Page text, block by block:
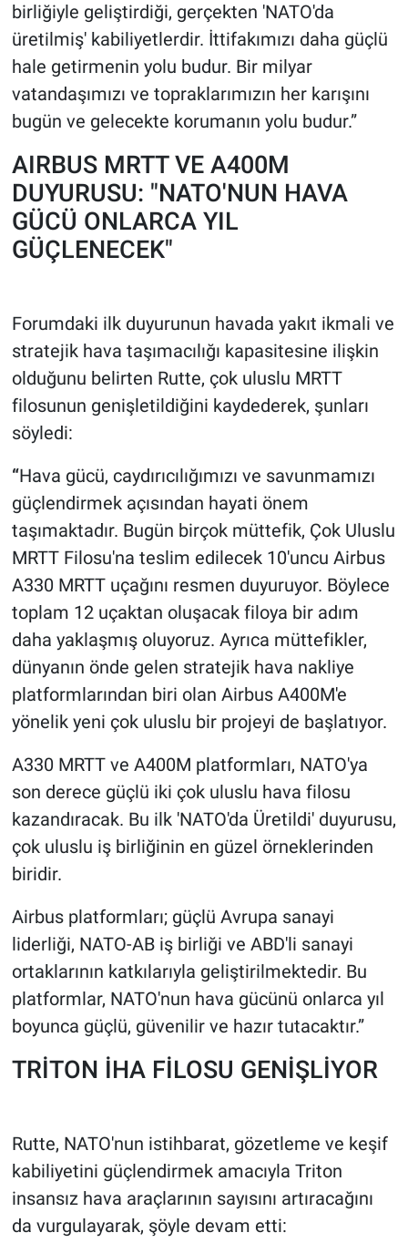
birliğiyle geliştirdiği, gerçekten 'NATO'da
üretilmiş' kabiliyetlerdir. İttifakımızı daha güçlü
hale getirmenin yolu budur. Bir milyar
vatandaşımızı ve topraklarımızın her karışını
bugün ve gelecekte korumanın yolu budur.”
AIRBUS MRTT VE A400M
DUYURUSU: "NATO'NUN HAVA
GÜCÜ ONLARCA YIL
GÜÇLENECEK"
Forumdaki ilk duyurunun havada yakıt ikmali ve
stratejik hava taşımacılığı kapasitesine ilişkin
olduğunu belirten Rutte, çok uluslu MRTT
filosunun genişletildiğini kaydederek, şunları
söyledi:
“Hava gücü, caydırıcılığımızı ve savunmamızı
güçlendirmek açısından hayati önem
taşımaktadır. Bugün birçok müttefik, Çok Uluslu
MRTT Filosu'na teslim edilecek 10'uncu Airbus
A330 MRTT uçağını resmen duyuruyor. Böylece
toplam 12 uçaktan oluşacak filoya bir adım
daha yaklaşmış oluyoruz. Ayrıca müttefikler,
dünyanın önde gelen stratejik hava nakliye
platformlarından biri olan Airbus A400M'e
yönelik yeni çok uluslu bir projeyi de başlatıyor.
A330 MRTT ve A400M platformları, NATO'ya
son derece güçlü iki çok uluslu hava filosu
kazandıracak. Bu ilk 'NATO'da Üretildi' duyurusu,
çok uluslu iş birliğinin en güzel örneklerinden
biridir.
Airbus platformları; güçlü Avrupa sanayi
liderliği, NATO-AB iş birliği ve ABD'li sanayi
ortaklarının katkılarıyla geliştirilmektedir. Bu
platformlar, NATO'nun hava gücünü onlarca yıl
boyunca güçlü, güvenilir ve hazır tutacaktır.”
TRİTON İHA FİLOSU GENİŞLİYOR
Rutte, NATO'nun istihbarat, gözetleme ve keşif
kabiliyetini güçlendirmek amacıyla Triton
insansız hava araçlarının sayısını artıracağını
da vurgulayarak, şöyle devam etti: